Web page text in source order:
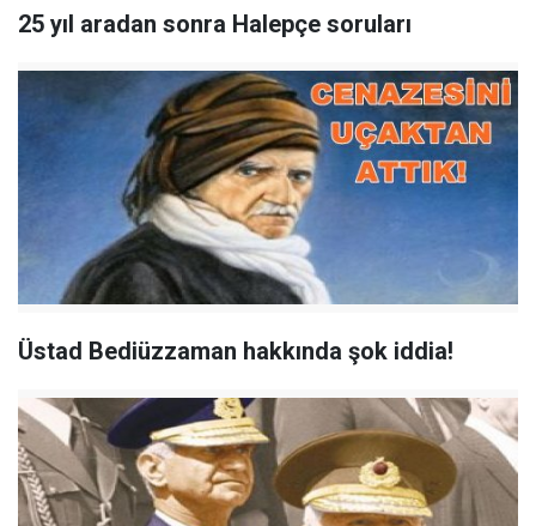
25 yıl aradan sonra Halepçe soruları
Üstad Bediüzzaman hakkında şok iddia!